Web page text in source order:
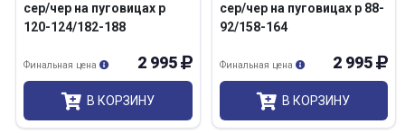
сер/чер на пуговицах р
120-124/182-188
2 995
Финальная цена
В КОРЗИНУ
сер/чер на пуговицах р 88-
92/158-164
2 995
Финальная цена
В КОРЗИНУ